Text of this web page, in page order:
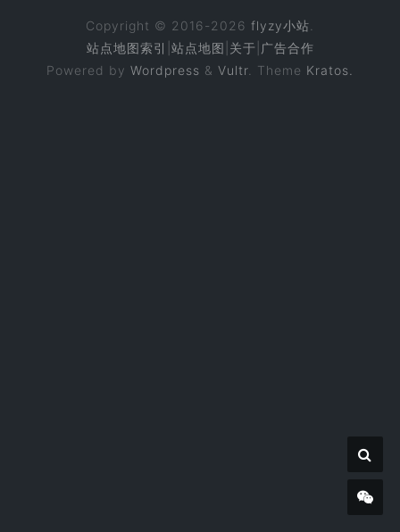
Copyright © 2016-2026 flyzy小站
站点地图索引 站点地图 关于 广告合作
Powered by Wordpress & Vultr . Theme Kratos.